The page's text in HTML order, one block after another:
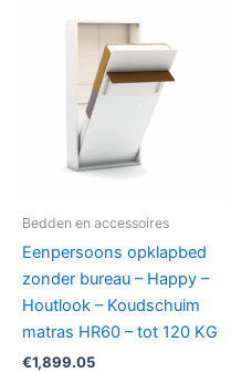
Bedden en accessoires
Eenpersoons opklapbed
zonder bureau – Happy –
Houtlook – Koudschuim
matras HR60 – tot 120 KG
€1,899.05